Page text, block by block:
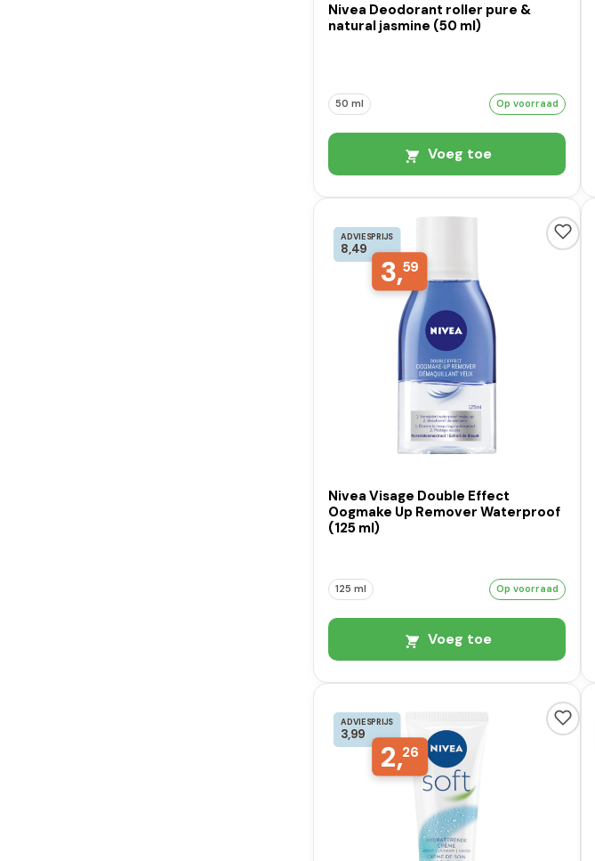
Nivea Deodorant roller pure &
natural jasmine (50 ml)
50 ml Op voorraad
Voeg toe
ADVIESPRIJS
8,49
3,59
Nivea Visage Double Effect
Oogmake Up Remover Waterproof
(125 ml)
125 ml Op voorraad
Voeg toe
ADVIESPRIJS
3,99
2,26